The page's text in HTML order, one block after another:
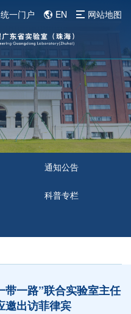
统一门户 EN 网站地图
通知公告
科普专栏
一路”联合实验室主任
邀出访菲律宾